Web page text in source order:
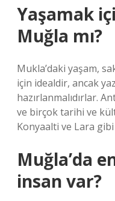
Yaşamak
Muğla mı?
Mukla’daki yaşam,
için idealdir, ancak
hazırlanmalıdırlar.
ve birçok tarihi ve
Konyaalti ve Lara
Muğla’da
insan var?